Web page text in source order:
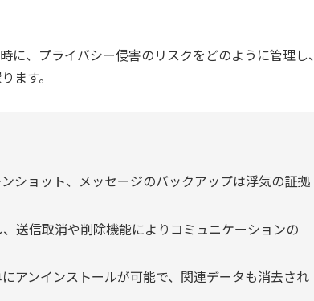
、プライバシー侵害のリスクをどのように管理し、
ます。
ショット、メッセージのバックアップは浮気の証拠
送信取消や削除機能によりコミュニケーションの
アンインストールが可能で、関連データも消去され